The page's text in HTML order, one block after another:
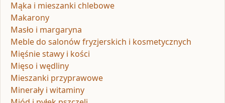
Mąka i mieszanki chlebowe
Makarony
Masło i margaryna
Meble do salonów fryzjerskich i kosmetycznych
Mięśnie stawy i kości
Mięso i wędliny
Mieszanki przyprawowe
Minerały i witaminy